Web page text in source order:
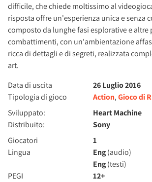
difficile, che chiede moltissimo al
risposta offre un'esperienza unica e senza
composto da lunghe fasi esplorative e altre
combattimenti, con un'ambientazione
ricca di dettagli e di segreti, realizzata
art.
Data di uscita
26 Luglio 2016
Tipologia di gioco
Action,Gioco di
Sviluppato:
Heart Machine
Distribuito:
Sony
Giocatori
1
Lingua
Eng(audio)
Eng(testi)
PEGI
12+